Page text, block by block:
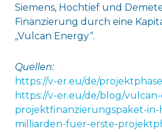
Siemens, Hochtief und
Finanzierung durch eine
„Vulcan Energy“.
Quellen:
https://v-er.eu/de/
https://v-er.eu/de/blog/
projektfinanzierungspaket-in-
milliarden-fuer-erste-